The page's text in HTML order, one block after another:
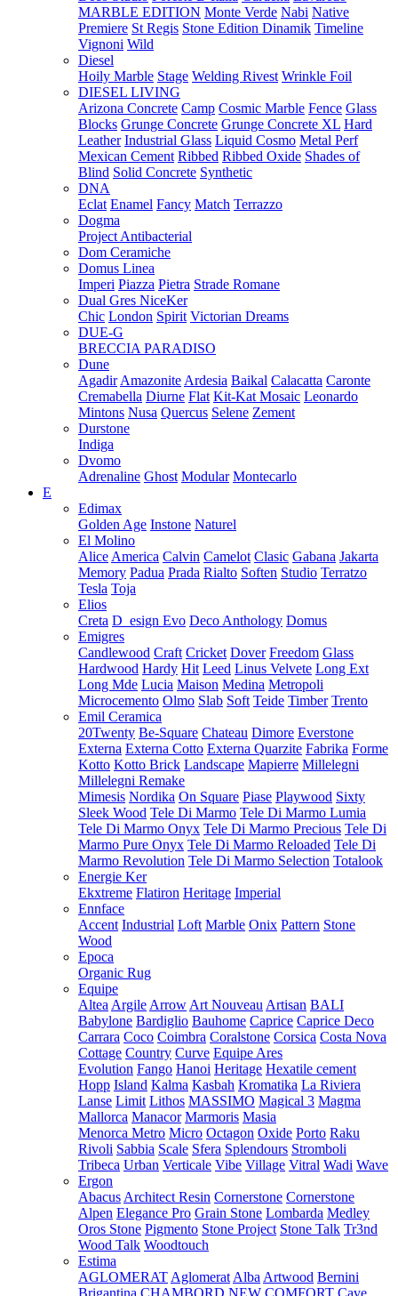
MARBLE EDITION Monte Verde Nabi Native
Premiere St Regis Stone Edition Dinamik Timeline
Vignoni Wild
Diesel
Hoily Marble Stage Welding Rivest Wrinkle Foil
DIESEL LIVING
Arizona Concrete Camp Cosmic Marble Fence Glass
Blocks Grunge Concrete Grunge Concrete XL Hard
Leather Industrial Glass Liquid Cosmo Metal Perf
Mexican Cement Ribbed Ribbed Oxide Shades of
Blind Solid Concrete Synthetic
DNA
Eclat Enamel Fancy Match Terrazzo
Dogma
Project Antibacterial
Dom Ceramiche
Domus Linea
Imperi Piazza Pietra Strade Romane
Dual Gres NiceKer
Chic London Spirit Victorian Dreams
DUE-G
BRECCIA PARADISO
Dune
Agadir Amazonite Ardesia Baikal Calacatta Caronte
Cremabella Diurne Flat Kit-Kat Mosaic Leonardo
Mintons Nusa Quercus Selene Zement
Durstone
Indiga
Dvomo
Adrenaline Ghost Modular Montecarlo
E
Edimax
Golden Age Instone Naturel
El Molino
Alice America Calvin Camelot Clasic Gabana Jakarta
Memory Padua Prada Rialto Soften Studio Terratzo
Tesla Toja
Elios
Creta D_esign Evo Deco Anthology Domus
Emigres
Candlewood Craft Cricket Dover Freedom Glass
Hardwood Hardy Hit Leed Linus Velvete Long Ext
Long Mde Lucia Maison Medina Metropoli
Microcemento Olmo Slab Soft Teide Timber Trento
Emil Ceramica
20Twenty Be-Square Chateau Dimore Everstone
Externa Externa Cotto Externa Quarzite Fabrika Forme
Kotto Kotto Brick Landscape Mapierre Millelegni
Millelegni Remake
Mimesis Nordika On Square Piase Playwood Sixty
Sleek Wood Tele Di Marmo Tele Di Marmo Lumia
Tele Di Marmo Onyx Tele Di Marmo Precious Tele Di
Marmo Pure Onyx Tele Di Marmo Reloaded Tele Di
Marmo Revolution Tele Di Marmo Selection Totalook
Energie Ker
Ekxtreme Flatiron Heritage Imperial
Ennface
Accent Industrial Loft Marble Onix Pattern Stone
Wood
Epoca
Organic Rug
Equipe
Altea Argile Arrow Art Nouveau Artisan BALI
Babylone Bardiglio Bauhome Caprice Caprice Deco
Carrara Coco Coimbra Coralstone Corsica Costa Nova
Cottage Country Curve Equipe Ares
Evolution Fango Hanoi Heritage Hexatile cement
Hopp Island Kalma Kasbah Kromatika La Riviera
Lanse Limit Lithos MASSIMO Magical 3 Magma
Mallorca Manacor Marmoris Masia
Menorca Metro Micro Octagon Oxide Porto Raku
Rivoli Sabbia Scale Sfera Splendours Stromboli
Tribeca Urban Verticale Vibe Village Vitral Wadi Wave
Ergon
Abacus Architect Resin Cornerstone Cornerstone
Alpen Elegance Pro Grain Stone Lombarda Medley
Oros Stone Pigmento Stone Project Stone Talk Tr3nd
Wood Talk Woodtouch
Estima
AGLOMERAT Aglomerat Alba Artwood Bernini